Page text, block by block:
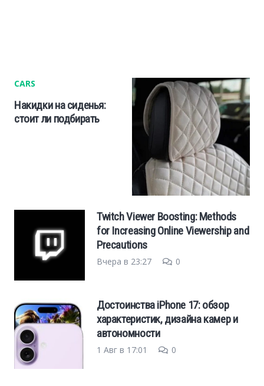
Investments
Style
CARS
Накидки на сиденья:
стоит ли подбирать
Twitch Viewer Boosting: Methods
for Increasing Online Viewership and
Precautions
Вчера в 23:27 0
Достоинства iPhone 17: обзор
характеристик, дизайна камер и
автономности
1 Авг в 17:01 0